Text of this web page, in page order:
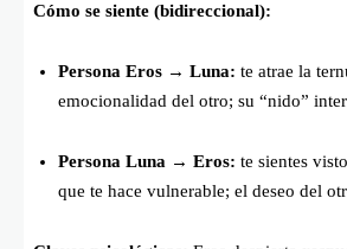
Cómo se siente (bidireccional):
Persona Eros → Luna: te atrae la
emocionalidad del otro; su “nido”
Persona Luna → Eros: te sientes
que te hace vulnerable; el deseo del